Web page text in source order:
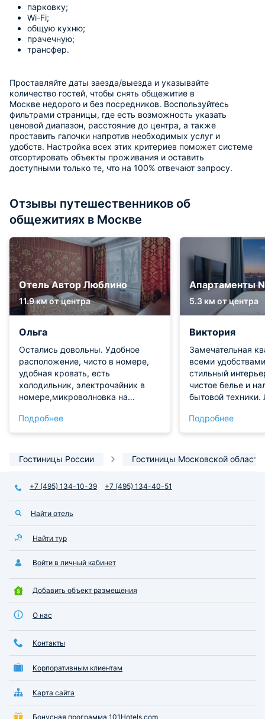
парковку;
Wi-Fi;
общую кухню;
прачечную;
трансфер.
Проставляйте даты заезда/выезда и указывайте
количество гостей, чтобы снять общежитие в
Москве недорого и без посредников. Воспользуйтесь
фильтрами страницы, где есть возможность указать
ценовой диапазон, расстояние до центра, а также
проставить галочки напротив необходимых услуг и
удобств. Настройка всех этих критериев поможет системе
отсортировать объекты проживания и оставить
доступными только те, что на 100% отвечают запросу.
Отзывы путешественников об
общежитиях в Москве
Отель Автор Люблино
11.9 км от центра
Ольга
Остались довольны. Удобное
расположение, чисто в номере,
удобная кровать, есть
холодильник, электрочайник в
номере,микроволновка на
было,.т.к приходили в номер
только ночевать
Подробнее
Апартаменты
5.3 км от центра
Виктория
Замечательная
всеми
стильный
чистое белье и
бытовой техники.
нашли ни одного
прошел
Подробнее
Гостиницы России Гостиницы Московской области
+7 (495) 134-10-39 +7 (495) 134-40-51
Найти отель
Найти тур
Войти в личный кабинет
Добавить объект размещения
О нас
Контакты
Корпоративным клиентам
Карта сайта
Бонусная программа 101Hotels.com